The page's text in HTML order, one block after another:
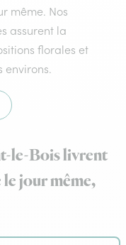
même. Nos
assurent la
florales et
environs.
le-Bois livrent
jour même,